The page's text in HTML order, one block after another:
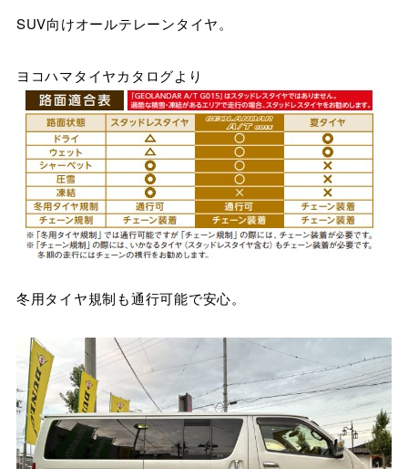
SUV向けオールテレーンタイヤ。
ヨコハマタイヤカタログより
冬用タイヤ規制も通行可能で安心。